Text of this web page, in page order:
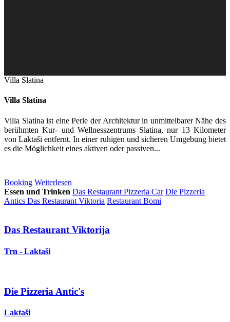
Villa Slatina
Villa Slatina
Villa Slatina ist eine Perle der Architektur in unmittelbarer Nähe des
berühmten Kur- und Wellnesszentrums Slatina, nur 13 Kilometer
von Laktaši entfernt. In einer ruhigen und sicheren Umgebung bietet
es die Möglichkeit eines aktiven oder passiven...
Booking Weiterlesen
Essen und Trinken Das Restaurant Pizzeria Car Die Pizzeria
Antics Das Restaurant Viktoria Restaurant Bomi
Das Restaurant Viktorija
Trn - Laktaši
Die Pizzeria Antic's
Laktaši